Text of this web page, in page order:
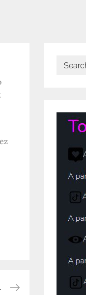
Search